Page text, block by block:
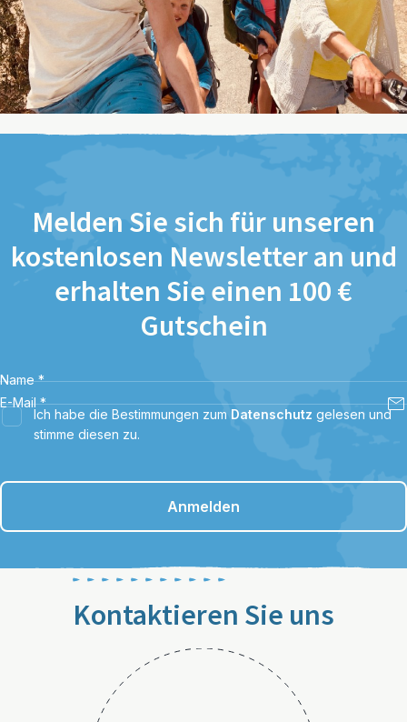
Melden Sie sich für unseren
kostenlosen Newsletter an und
erhalten Sie einen 100 €
Gutschein
Name *
E-Mail *
Ich habe die Bestimmungen zum Datenschutz gelesen und
stimme diesen zu.
Anmelden
Kontaktieren Sie uns